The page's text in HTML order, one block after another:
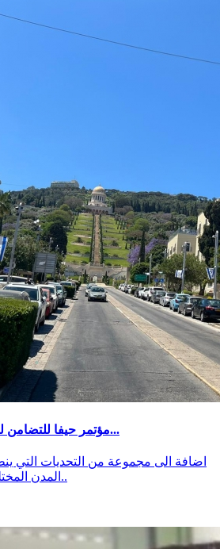
مؤتمر حيفا للتضامن لمناقشة التحديات التربوية...
اضافة الى مجموعة من التحديات التي
المدن المختلطة بشكل عام وفي حيفا..